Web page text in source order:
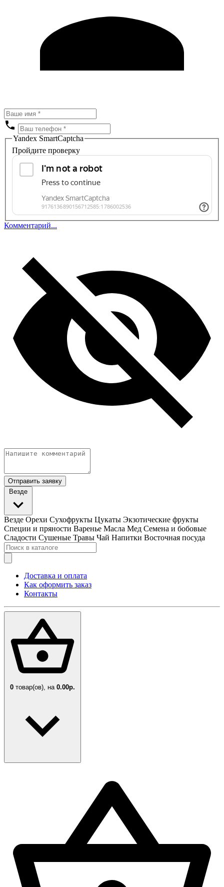
Yandex SmartCaptcha
Пройдите проверку
Комментарий...
Отправить заявку
Везде
Везде Орехи Сухофрукты Цукаты Экзотические фрукты
Специи и пряности Варенье Масла Мед Семена и бобовые
Сладости Сушеные Травы Чай Напитки Восточная посуда
Доставка и оплата
Как оформить заказ
Контакты
0 товар(ов), на 0.00р.